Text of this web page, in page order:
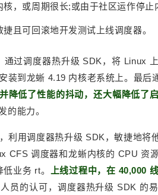
核，或周期很长;或由于社区运作停止
且可回滚地开发测试上线调度器。
过调度器热升级 SDK，将 Linux
装到龙蜥 4.19 内核老系统上。最后
并降低了性能的抖动，还大幅降低了
的能力。
利用调度器热升级 SDK，敏捷地将
CFS 调度器和龙蜥内核的 CPU 资
业务 rt。
上线过程中，在 40,000
员的认可，调度器热升级 SDK 的